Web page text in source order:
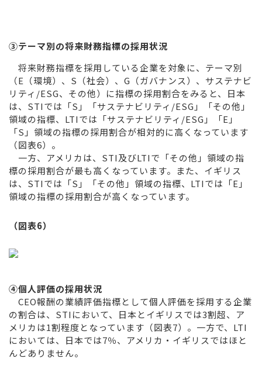
③テーマ別の将来財務指標の採用状況
将来財務指標を採用している企業を対象に、テーマ別
（E（環境）、S（社会）、G（ガバナンス）、サステナビ
リティ/ESG、その他）に指標の採用割合をみると、日本
は、STIでは「S」「サステナビリティ/ESG」「その他」
領域の指標、LTIでは「サステナビリティ/ESG」「E」
「S」領域の指標の採用割合が相対的に高くなっています
（図表6）。
一方、アメリカは、STI及びLTIで「その他」領域の指
標の採用割合が最も高くなっています。また、イギリス
は、STIでは「S」「その他」領域の指標、LTIでは「E」
領域の指標の採用割合が高くなっています。
（図表6）
④個人評価の採用状況
CEO報酬の業績評価指標として個人評価を採用する企業
の割合は、STIにおいて、日本とイギリスでは3割超、ア
メリカは1割程度となっています（図表7）。一方で、LTI
においては、日本では7％、アメリカ・イギリスではほと
んどありません。